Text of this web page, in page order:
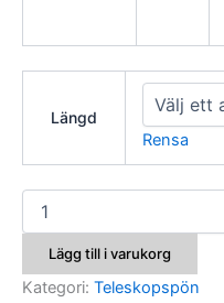
Längd
Rensa
Maver
Reality
Teleskop
mängd
Lägg till i varukorg
Kategori: Teleskopspön